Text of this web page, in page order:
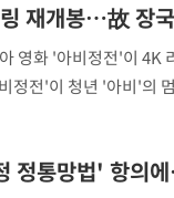
재개봉…故 장
영화 '아비정전'이 4K
정전'이 청년 '아비'의
권위의 시상식인 제
정통망법' 항의